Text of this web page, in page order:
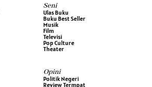
Seni
Ulas Buku
Buku Best Seller
Musik
Film
Televisi
Pop Culture
Theater
Opini
Politik Negeri
Review Termpat